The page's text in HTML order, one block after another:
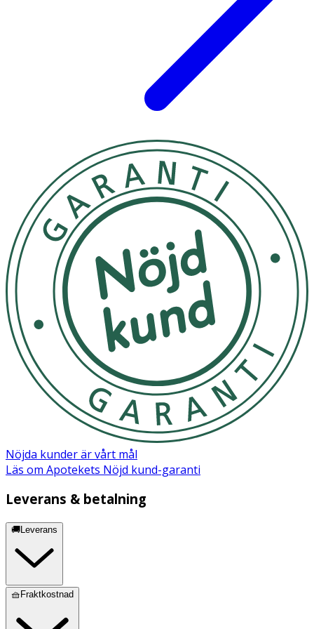
Nöjda kunder är vårt mål
Läs om Apotekets Nöjd kund-garanti
Leverans & betalning
🚚Leverans
🧺Fraktkostnad